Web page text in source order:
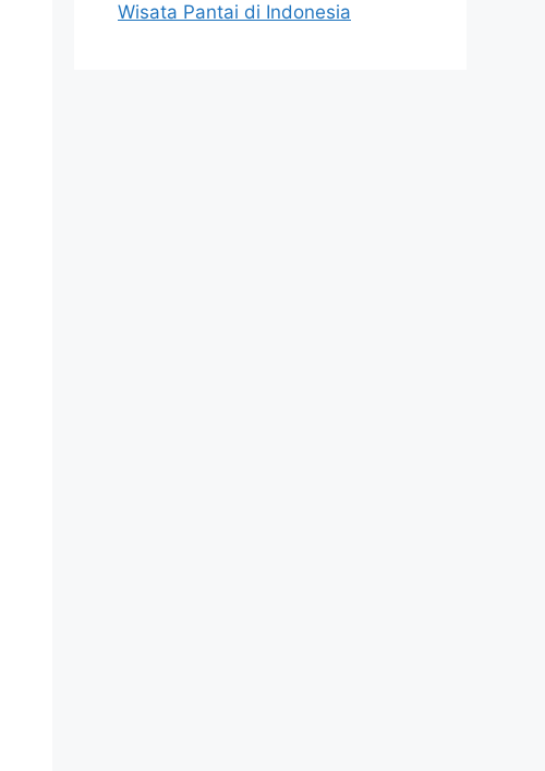
Wisata Pantai di Indonesia